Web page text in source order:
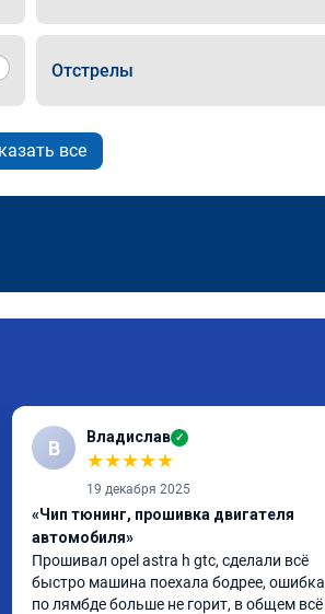
Отстрелы
все
В Владислав ✓
★★★★★
19 декабря 2025
«Чип тюнинг, прошивка двигателя
автомобиля»
Прошивал opel astra h gtc, сделали всё
быстро машина поехала бодрее, ошибка
по лямбде больше не горит, в общем всё